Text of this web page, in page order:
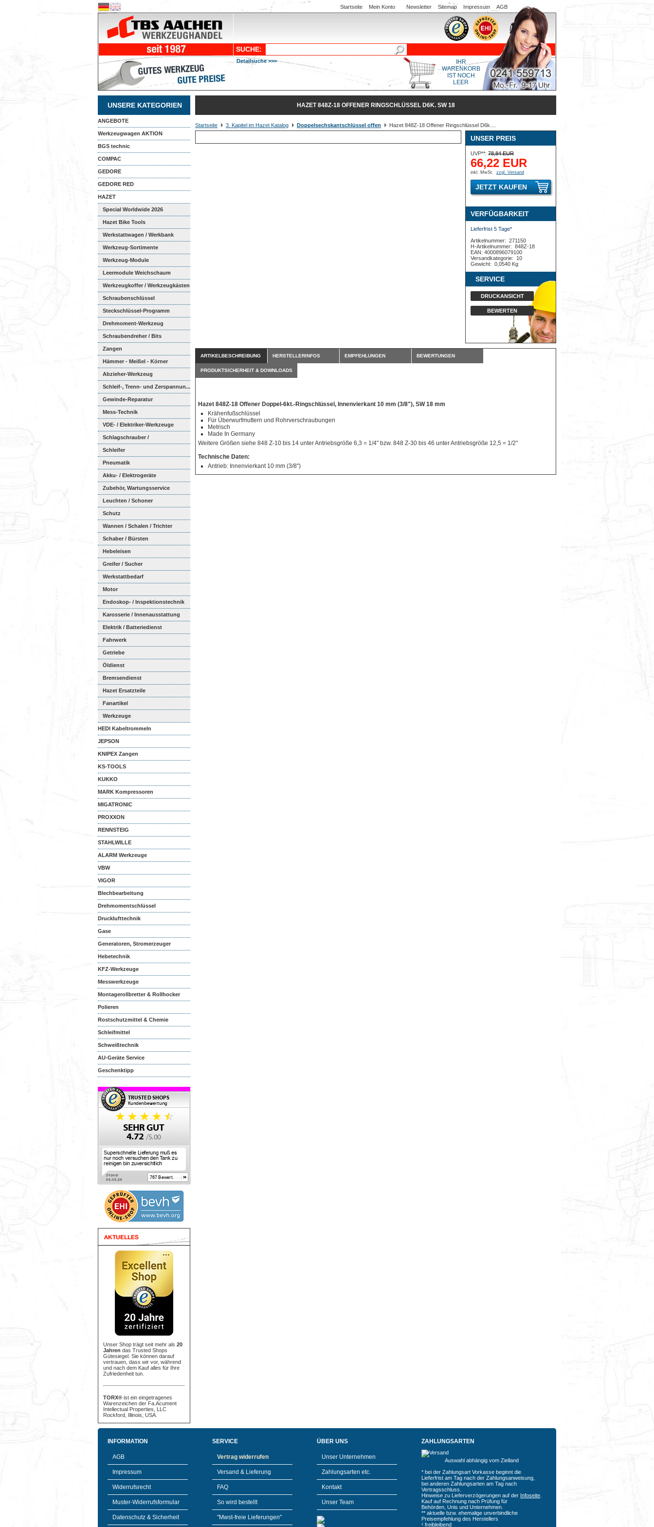
Startseite Mein Konto Newsletter Sitemap Impressum AGB
SUCHE:
Detailsuche >>>
IHR
WARENKORB
IST NOCH
LEER
UNSERE KATEGORIEN
ANGEBOTE
Werkzeugwagen AKTION
BGS technic
COMPAC
GEDORE
GEDORE RED
HAZET
Special Worldwide 2026
Hazet Bike Tools
Werkstattwagen / Werkbank
Werkzeug-Sortimente
Werkzeug-Module
Weichschaumeinl...
Leermodule Weichschaum
Werkzeugkoffer / Werkzeugkästen
Schraubenschlüssel
Steckschlüssel-Programm
Drehmoment-Werkzeug
Schraubendreher / Bits
Zangen
Hämmer - Meißel - Körner
Abzieher-Werkzeug
Schleif-, Trenn- und Zerspannun...
Gewinde-Reparatur
Mess-Technik
VDE- / Elektriker-Werkzeuge
Schlagschrauber /
Ratschenschra...
Schleifer
Pneumatik
Akku- / Elektrogeräte
Zubehör, Wartungsservice
Leuchten / Schoner
Schutz
Wannen / Schalen / Trichter
Schaber / Bürsten
Hebeleisen
Greifer / Sucher
Werkstattbedarf
Motor
Endoskop- / Inspektionstechnik
Karosserie / Innenausstattung
Elektrik / Batteriedienst
Fahrwerk
Getriebe
Öldienst
Bremsendienst
Hazet Ersatzteile
Fanartikel
Werkzeuge
HEDI Kabeltrommeln
JEPSON
KNIPEX Zangen
KS-TOOLS
KUKKO
MARK Kompressoren
MIGATRONIC
PROXXON
RENNSTEIG
STAHLWILLE
ALARM Werkzeuge
VBW
VIGOR
Blechbearbeitung
Drehmomentschlüssel
Drucklufttechnik
Gase
Generatoren, Stromerzeuger
Hebetechnik
KFZ-Werkzeuge
Messwerkzeuge
Montagerollbretter & Rollhocker
Polieren
Rostschutzmittel & Chemie
Schleifmittel
Schweißtechnik
AU-Geräte Service
Geschenktipp
Unser Shop trägt seit mehr als 20
Jahren das Trusted Shops
Gütesiegel. Sie können darauf
vertrauen, dass wir vor, während
und nach dem Kauf alles für Ihre
Zufriedenheit tun.
TORX® ist ein eingetragenes
Warenzeichen der Fa.Acument
Intellectual Properties, LLC
Rockford, Illinois, USA.
HAZET 848Z-18 OFFENER RINGSCHLÜSSEL D6K. SW 18
Startseite 3. Kapitel im Hazet Katalog Doppelsechskantschlüssel offen Hazet 848Z-18 Offener Ringschlüssel D6k....
UNSER PREIS
UVP**: 78,84 EUR
66,22 EUR
inkl. MwSt. zzgl. Versand
JETZT KAUFEN
VERFÜGBARKEIT
Lieferfrist 5 Tage*
Artikelnummer: 271150
H-Artikelnummer: 848Z-18
EAN: 4000896079100
Versandkategorie:
10
Gewicht: 0,0540 Kg
SERVICE
DRUCKANSICHT
BEWERTEN
ARTIKELBESCHREIBUNG HERSTELLERINFOS EMPFEHLUNGEN BEWERTUNGEN
PRODUKTSICHERHEIT & DOWNLOADS
Hazet 848Z-18 Offener Doppel-6kt.-Ringschlüssel, Innenvierkant 10 mm (3/8"), SW 18 mm
Krähenfußschlüssel
Für Überwurfmuttern und Rohrverschraubungen
Metrisch
Made In Germany
Weitere Größen siehe 848 Z-10 bis 14 unter Antriebsgröße 6,3 = 1/4" bzw. 848 Z-30 bis 46 unter Antriebsgröße 12,5 = 1/2"
Technische Daten:
Antrieb: Innenvierkant 10 mm (3/8")
INFORMATION
AGB
Impressum
Widerrufsrecht
Muster-Widerrufsformular
Datenschutz & Sicherheit
SERVICE
Vertrag widerrufen
Versand & Lieferung
FAQ
So wird bestellt
"Mwst-freie Lieferungen"
ÜBER UNS
Unser Unternehmen
Zahlungsarten etc.
Kontakt
Unser Team
ZAHLUNGSARTEN
Auswahl abhängig vom Zielland
* bei der Zahlungsart Vorkasse beginnt die
Lieferfrist am Tag nach der Zahlungsanweisung,
bei anderen Zahlungsarten am Tag nach
Vertragsschluss.
Hinweise zu Lieferverzögerungen auf der Infoseite
Kauf auf Rechnung nach Prüfung für
Behörden, Unis und Unternehmen.
** aktuelle bzw. ehemalige unverbindliche
Preisempfehlung des Herstellers
¹ freibleibend